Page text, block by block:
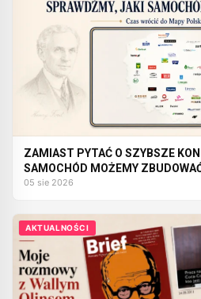
ZAMIAST PYTAĆ O SZYBSZE
SAMOCHÓD MOŻEMY
05 sie 2026
AKTUALNOŚCI